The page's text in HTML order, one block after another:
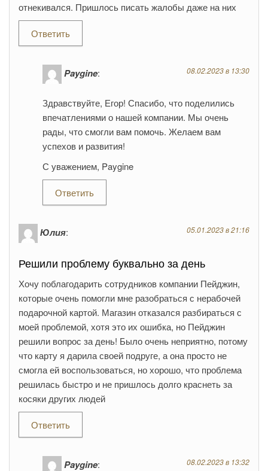
отнекивался. Пришлось писать жалобы даже на них
Ответить
Paygine: 08.02.2023 в 13:30
Здравствуйте, Егор! Спасибо, что поделились
впечатлениями о нашей компании. Мы очень
рады, что смогли вам помочь. Желаем вам
успехов и развития!
С уважением, Paygine
Ответить
Юлия: 05.01.2023 в 21:16
Решили проблему буквально за день
Хочу поблагодарить сотрудников компании Пейджин,
которые очень помогли мне разобраться с нерабочей
подарочной картой. Магазин отказался разбираться с
моей проблемой, хотя это их ошибка, но Пейджин
решили вопрос за день! Было очень неприятно, потому
что карту я дарила своей подруге, а она просто не
смогла ей воспользоваться, но хорошо, что проблема
решилась быстро и не пришлось долго краснеть за
косяки других людей
Ответить
Paygine: 08.02.2023 в 13:32